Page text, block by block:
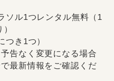
ソル1つレンタル無料（1
つき1つ）
告なく変更になる場合
最新情報をご確認くだ